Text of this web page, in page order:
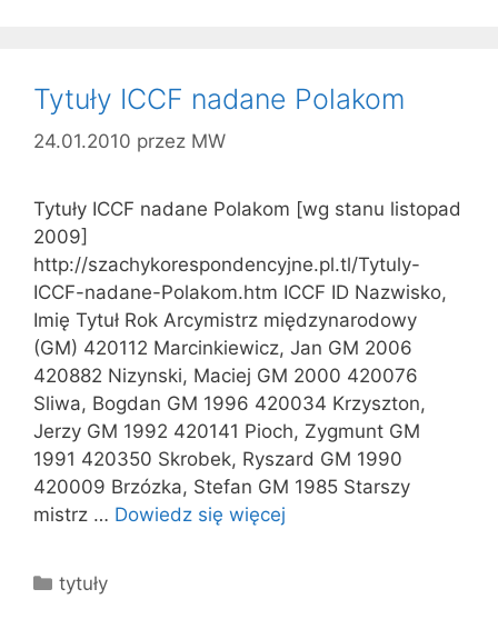
Tytuły ICCF nadane Polakom
24.01.2010 przez MW
Tytuły ICCF nadane Polakom [wg stanu listopad
2009]
http://szachykorespondencyjne.pl.tl/Tytuly-
ICCF-nadane-Polakom.htm ICCF ID Nazwisko,
Imię Tytuł Rok Arcymistrz międzynarodowy
(GM) 420112 Marcinkiewicz, Jan GM 2006
420882 Nizynski, Maciej GM 2000 420076
Sliwa, Bogdan GM 1996 420034 Krzyszton,
Jerzy GM 1992 420141 Pioch, Zygmunt GM
1991 420350 Skrobek, Ryszard GM 1990
420009 Brzózka, Stefan GM 1985 Starszy
mistrz … Dowiedz się więcej
Kategorie
tytuły